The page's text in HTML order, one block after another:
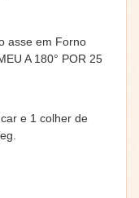
asse em Forno
A 180° POR 25
e 1 colher de